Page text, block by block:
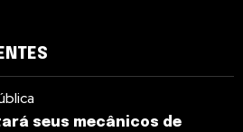
seus mecânicos de